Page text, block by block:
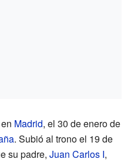
Madrid, el 30 de enero de
. Subió al trono el 19 de
su padre, Juan Carlos I,